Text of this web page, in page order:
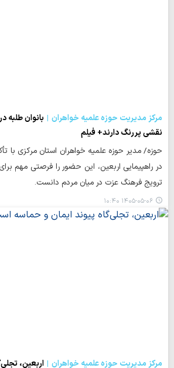
مرکز مدیریت حوزه علمیه خواهران
بانوان طلبه
نقشی پررنگ دارند+ فیلم
حوزه/ مدیر حوزه علمیه خواهران استان مرکزی با
در راهپیمایی اربعین، این حضور را فرصتی مهم
ترویج فرهنگ عزت در میان مردم دانست.
۱۴۰۵-۰۵-۰۶ ۱۰:۴۰
مرکز مدیریت حوزه علمیه خواهران اربعین،